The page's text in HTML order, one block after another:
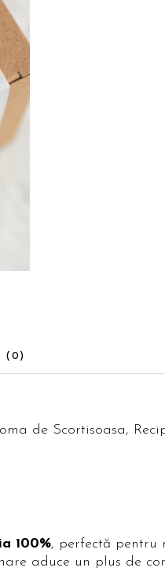
(0)
de Scortisoasa,
100%, perfectă pentru
aduce un plus de